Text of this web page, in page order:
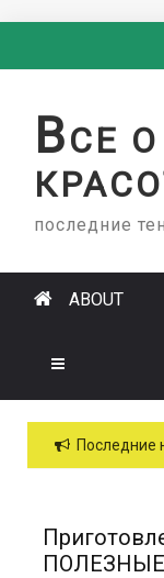
ВСЕ
последние
ABOUT
Последние